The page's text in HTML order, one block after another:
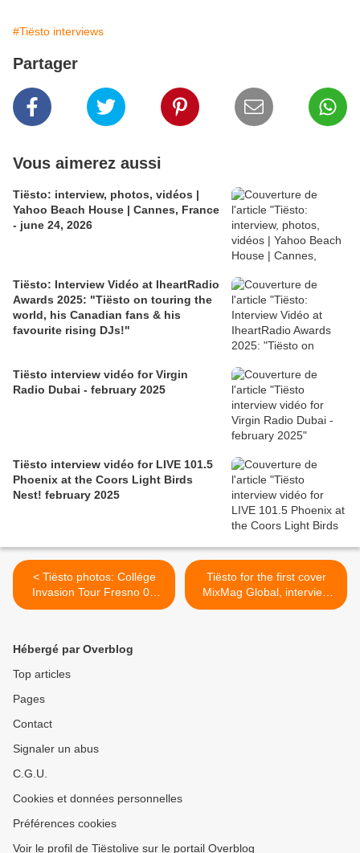
#Tiësto interviews
Partager
Vous aimerez aussi
Tiësto: interview, photos, vidéos |
Yahoo Beach House | Cannes, France
- june 24, 2026
Tiësto: Interview Vidéo at IheartRadio
Awards 2025: "Tiësto on touring the
world, his Canadian fans & his
favourite rising DJs!"
Tiësto interview vidéo for Virgin
Radio Dubai - february 2025
Tiësto interview vidéo for LIVE 101.5
Phoenix at the Coors Light Birds
Nest! february 2025
< Tiësto photos: Collége
Invasion Tour Fresno 06
march 2013
Tiësto for the first cover
MixMag Global, interview
Q&A >
Hébergé par Overblog
Top articles
Pages
Contact
Signaler un abus
C.G.U.
Cookies et données personnelles
Préférences cookies
Voir le profil de Tiëstolive sur le portail Overblog